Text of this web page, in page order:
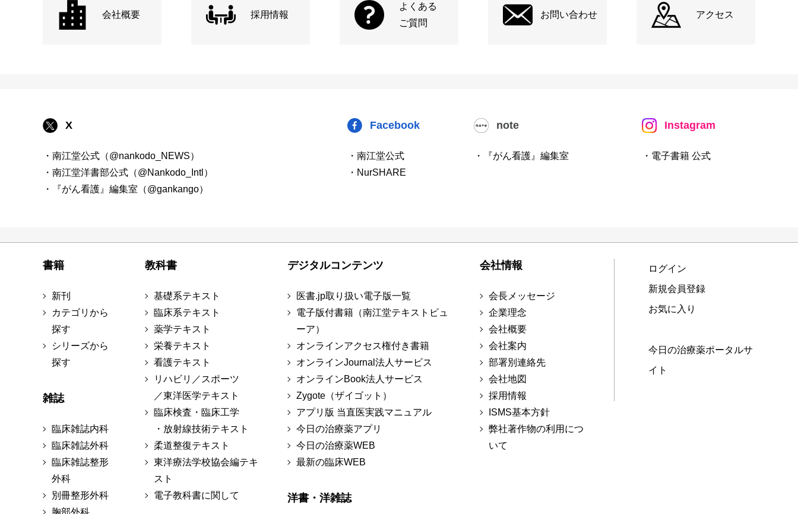
会社概要 採用情報
よくある
ご質問
お問い合わせ アクセス
X
・南江堂公式（@nankodo_NEWS）
・南江堂洋書部公式（@Nankodo_Intl）
・『がん看護』編集室（@gankango）
Facebook
・南江堂公式
・NurSHARE
note
・『がん看護』編集室
Instagram
・電子書籍 公式
書籍
新刊
カテゴリから
探す
シリーズから
探す
雑誌
臨床雑誌内科
臨床雑誌外科
臨床雑誌整形
外科
別冊整形外科
胸部外科
教科書
基礎系テキスト
臨床系テキスト
薬学テキスト
栄養テキスト
看護テキスト
リハビリ／スポーツ
／東洋医学テキスト
臨床検査・臨床工学
・放射線技術テキスト
柔道整復テキスト
東洋療法学校協会編テキ
スト
電子教科書に関して
デジタルコンテンツ
医書.jp取り扱い電子版一覧
電子版付書籍（南江堂テキストビュ
ーア）
オンラインアクセス権付き書籍
オンラインJournal法人サービス
オンラインBook法人サービス
Zygote（ザイゴット）
アプリ版 当直医実践マニュアル
今日の治療薬アプリ
今日の治療薬WEB
最新の臨床WEB
洋書・洋雑誌
会社情報
会長メッセージ
企業理念
会社概要
会社案内
部署別連絡先
会社地図
採用情報
ISMS基本方針
弊社著作物の利用につ
いて
ログイン
新規会員登録
お気に入り
今日の治療薬ポータルサ
イト